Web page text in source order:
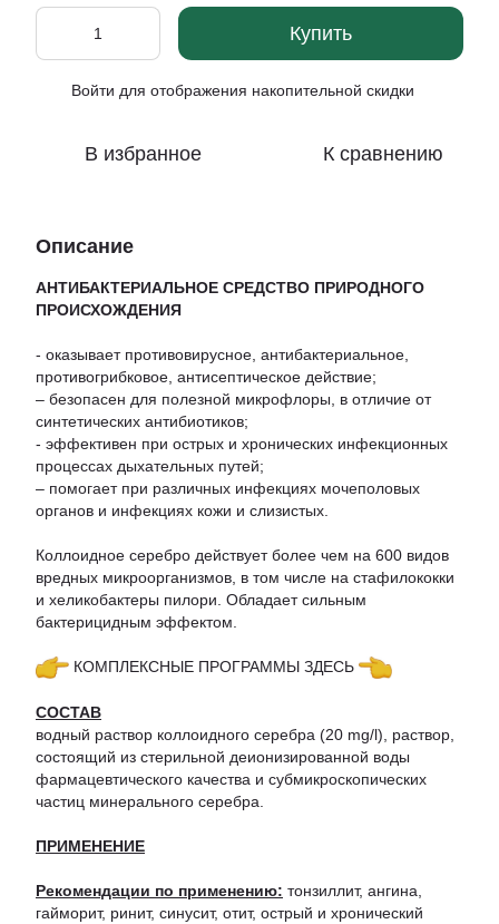
Купить
Войти для отображения накопительной скидки
В избранное К сравнению
Описание
АНТИБАКТЕРИАЛЬНОЕ СРЕДСТВО ПРИРОДНОГО
ПРОИСХОЖДЕНИЯ
- оказывает противовирусное, антибактериальное,
противогрибковое, антисептическое действие;
– безопасен для полезной микрофлоры, в отличие от
синтетических антибиотиков;
- эффективен при острых и хронических инфекционных
процессах дыхательных путей;
– помогает при различных инфекциях мочеполовых
органов и инфекциях кожи и слизистых.
Коллоидное серебро действует более чем на 600 видов
вредных микроорганизмов, в том числе на стафилококки
и хеликобактеры пилори. Обладает сильным
бактерицидным эффектом.
КОМПЛЕКСНЫЕ ПРОГРАММЫ ЗДЕСЬ
СОСТАВ
водный раствор коллоидного серебра (20 mg/l), раствор,
состоящий из стерильной деионизированной воды
фармацевтического качества и субмикроскопических
частиц минерального серебра.
ПРИМЕНЕНИЕ
Рекомендации по применению: тонзиллит, ангина,
гайморит, ринит, синусит, отит, острый и хронический